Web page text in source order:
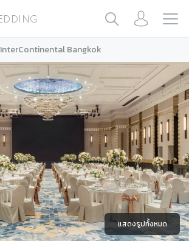
InterContinental Bangkok
แสดงรูปทั้งหมด